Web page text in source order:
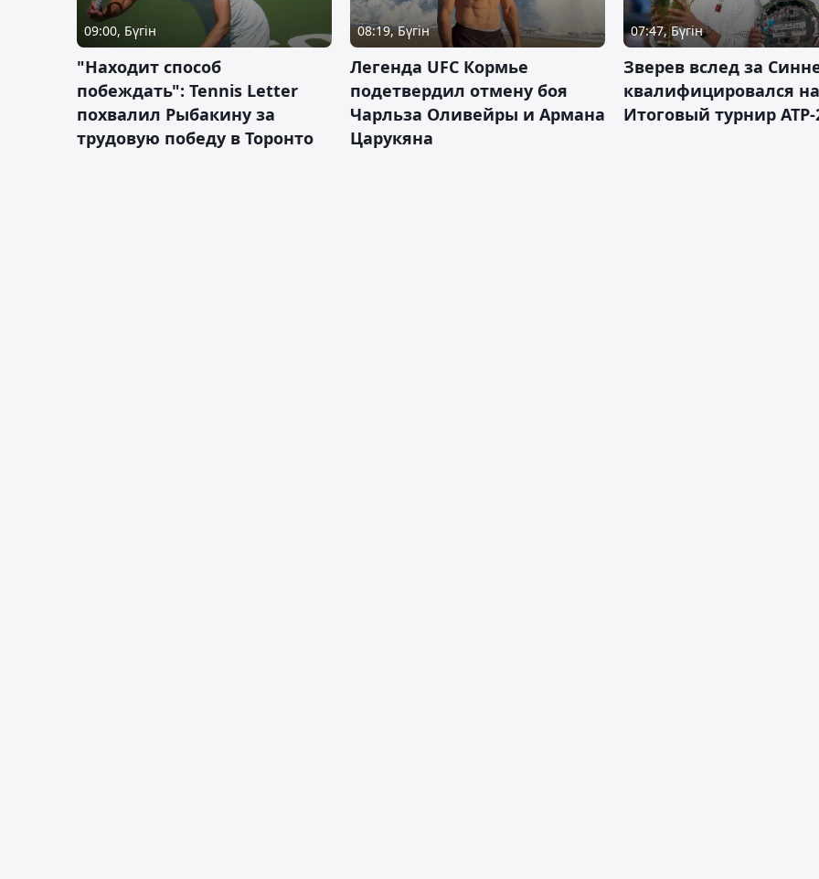
09:00, Бүгін
"Находит способ
побеждать": Tennis Letter
похвалил Рыбакину за
трудовую победу в Торонто
08:19, Бүгін
Легенда UFC Кормье
подетвердил отмену боя
Чарльза Оливейры и Армана
Царукяна
07:47, Бүгін
Зверев вслед за
квалифицировался на
Итоговый турнир ATP-